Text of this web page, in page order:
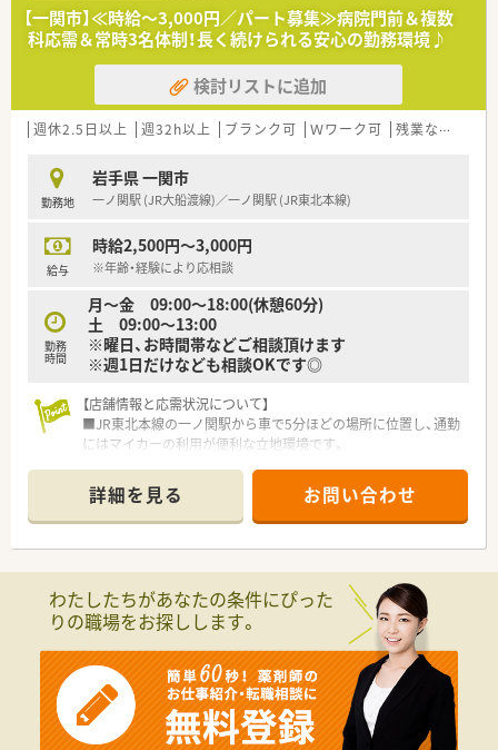
≪充実の制度①≫
『プラチナくるみんマーク』や『えるぼしマーク』を取得してお
り、1日2回以内、1回30分の育児時間（有給）や、看護休暇、時短勤
務、育児助成金など育児にも理解のある薬局です。そのため、子
育て中の薬剤師さんもご活躍いただけるため、おすすめです。
また、独自の休暇制度をとっており、連続5日休暇を取得できる
休暇などがあるため、年間休日123日としっかり休めます。
≪充実の制度②≫
修、カフェテリア研修、学術大会、新入社員研修（5か月）など経験
が浅くても充実している研修制度で、今後のキャリアプランをバ
【一関市】≪時給～3,000円／パート募集≫病院門前＆複数
科応需＆常時3名体制！長く続けられる安心の勤務環境♪
検討リストに追加
週休2.5日以上 週32h以上 ブランク可 Ｗワーク可 残業なし(ほぼなし含む)
勤務地
岩手県 一関市
一ノ関駅 (JR大船渡線)／一ノ関駅 (JR東北本線)
給与
時給2,500円～3,000円
※年齢・経験により応相談
勤務
時間
月〜金 09:00～18:00(休憩60分)
土 09:00〜13:00
※曜日、お時間帯などご相談頂けます
※週1日だけなども相談OKです◎
【店舗情報と応需状況について】
■JR東北本線の一ノ関駅から車で5分ほどの場所に位置し、通勤
にはマイカーの利用が便利な立地環境です。
を1日平均80枚ほど応需している店舗です。
■常勤の薬剤師が3名在籍しており、事務スタッフとも連携しな
がら円滑に業務を進めている安心の体制です。
■市内に3店舗を展開し、地域医療に深く根差した薬局運営を行
っている安定性の高い企業です。
■30代から40代の社員が中心となり、活気ある雰囲気の中で新
■医師会や薬剤師会との連携が強く、在宅医療への対応など地域
での役割を重視しています。
【求人情報について】
■曜日・時間も柔軟に相談可！週1日からでも勤務OKのパート求
詳細を見る お問い合わせ
わたしたちがあなたの条件にぴった
りの職場をお探しします。